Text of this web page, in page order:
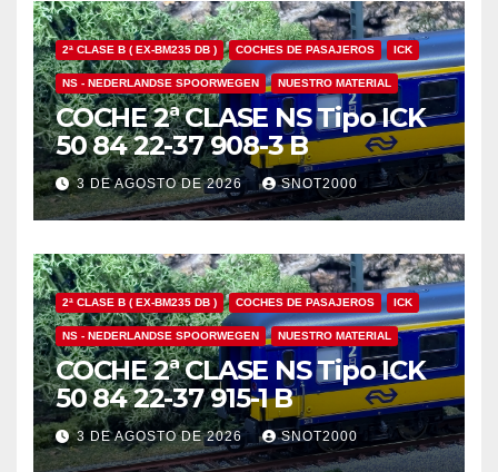
2ª CLASE B ( EX-BM235 DB ) COCHES DE PASAJEROS ICK
NS - NEDERLANDSE SPOORWEGEN NUESTRO MATERIAL
COCHE 2ª CLASE NS Tipo ICK
50 84 22-37 908-3 B
3 DE AGOSTO DE 2026 SNOT2000
2ª CLASE B ( EX-BM235 DB ) COCHES DE PASAJEROS ICK
NS - NEDERLANDSE SPOORWEGEN NUESTRO MATERIAL
COCHE 2ª CLASE NS Tipo ICK
50 84 22-37 915-1 B
3 DE AGOSTO DE 2026 SNOT2000